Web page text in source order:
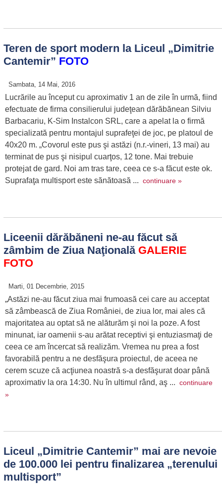
Teren de sport modern la Liceul „Dimitrie
Cantemir” FOTO
Sambata, 14 Mai, 2016
Lucrările au început cu aproximativ 1 an de zile în urmă, fiind
efectuate de firma consilierului judeţean dărăbănean Silviu
Barbacariu, K-Sim Instalcon SRL, care a apelat la o firmă
specializată pentru montajul suprafeţei de joc, pe platoul de
40x20 m. „Covorul este pus şi astăzi (n.r.-vineri, 13 mai) au
terminat de pus şi nisipul cuarţos, 12 tone. Mai trebuie
protejat de gard. Noi am tras tare, ceea ce s-a făcut este ok.
Suprafaţa multisport este sănătoasă ... continuare »
Liceenii dărăbăneni ne-au făcut să
zâmbim de Ziua Naţională GALERIE
FOTO
Marti, 01 Decembrie, 2015
„Astăzi ne-au făcut ziua mai frumoasă cei care au acceptat
să zâmbească de Ziua României, de ziua lor, mai ales că
majoritatea au optat să ne alăturăm şi noi la poze. A fost
minunat, iar oamenii s-au arătat receptivi şi entuziasmaţi de
ceea ce am încercat să realizăm. Vremea nu prea a fost
favorabilă pentru a ne desfăşura proiectul, de aceea ne
cerem scuze că acţiunea noastră s-a desfăşurat doar până
aproximativ la ora 14:30. Nu în ultimul rând, aş ... continuare
»
Liceul „Dimitrie Cantemir” mai are nevoie
de 100.000 lei pentru finalizarea „terenului
multisport”